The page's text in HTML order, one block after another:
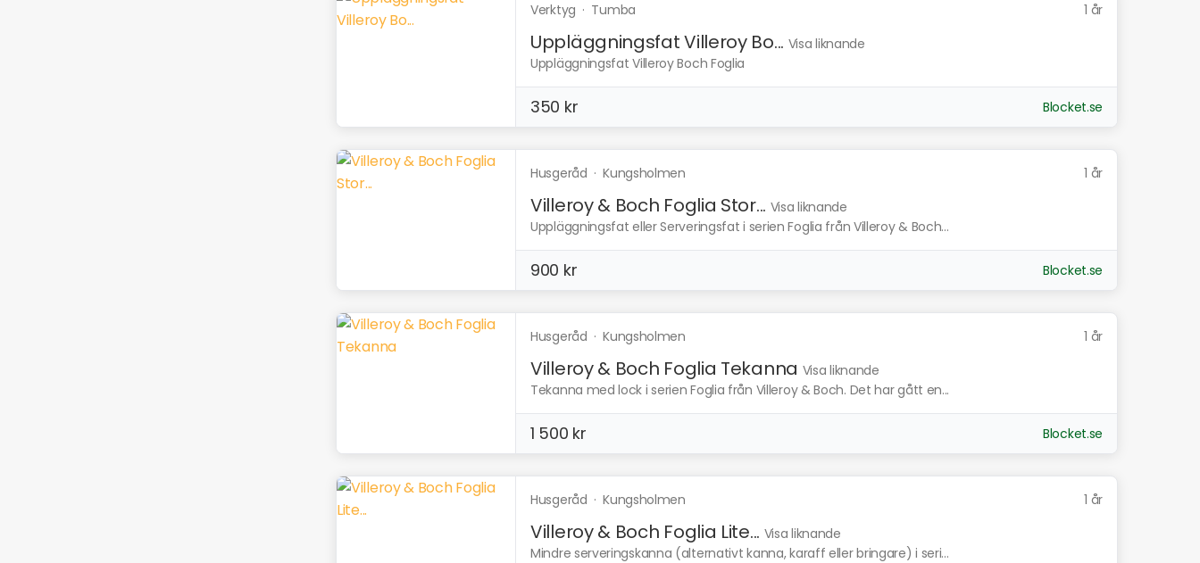
Verktyg · Tumba 1 år
Uppläggningsfat Villeroy Bo... Visa liknande
Uppläggningsfat Villeroy Boch Foglia
350 kr Blocket.se
Husgeråd ·Kungsholmen 1 år
Villeroy & Boch Foglia Stor... Visa liknande
Uppläggningsfat eller Serveringsfat i serien Foglia från Villeroy & Boch...
900 kr Blocket.se
Husgeråd ·Kungsholmen 1 år
Villeroy & Boch Foglia Tekanna Visa liknande
Tekanna med lock i serien Foglia från Villeroy & Boch. Det har gått en...
1 500 kr Blocket.se
Husgeråd ·Kungsholmen 1 år
Villeroy & Boch Foglia Lite... Visa liknande
Mindre serveringskanna (alternativt kanna, karaff eller bringare) i seri...